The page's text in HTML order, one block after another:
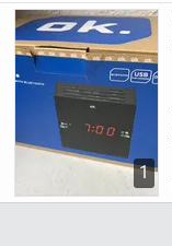
1